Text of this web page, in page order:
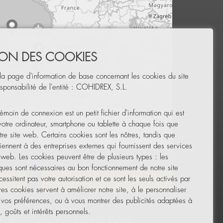
Leaflet|© OpenStreetMap
NEWSLETTER
DES COOKIES
page d'information de base concernant les cookies du site
de l'entité : COHIDREX, S.L.
de connexion est un petit fichier d'information qui est
ordinateur, smartphone ou tablette à chaque fois que
site web. Certains cookies sont les nôtres, tandis que
à des entreprises externes qui fournissent des services
Les cookies peuvent être de plusieurs types : les
sont nécessaires au bon fonctionnement de notre site
pas votre autorisation et ce sont les seuls activés par
cookies servent à améliorer notre site, à le personnaliser
préférences, ou à vous montrer des publicités adaptées à
goûts et intérêts personnels.